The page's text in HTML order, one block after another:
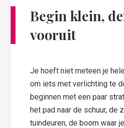
Begin klein,
vooruit
Je hoeft niet meteen je
om iets met verlichting te
beginnen met een paar
het pad naar de schuur, de
tuindeuren, de boom waar